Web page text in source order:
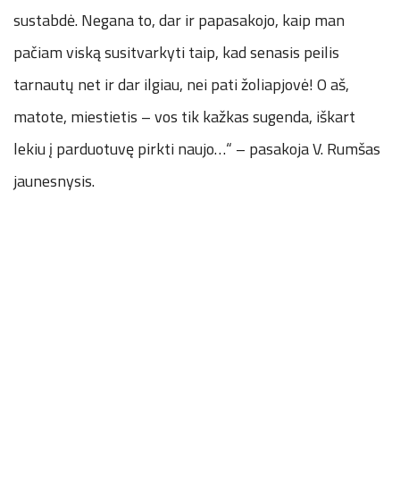
sustabdė. Negana to, dar ir papasakojo, kaip man
pačiam viską susitvarkyti taip, kad senasis peilis
tarnautų net ir dar ilgiau, nei pati žoliapjovė! O aš,
matote, miestietis – vos tik kažkas sugenda, iškart
lekiu į parduotuvę pirkti naujo…“ – pasakoja V. Rumšas
jaunesnysis.